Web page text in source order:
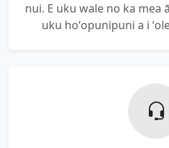
nui. E uku wale no ka mea
uku hoʻopunipuni a i